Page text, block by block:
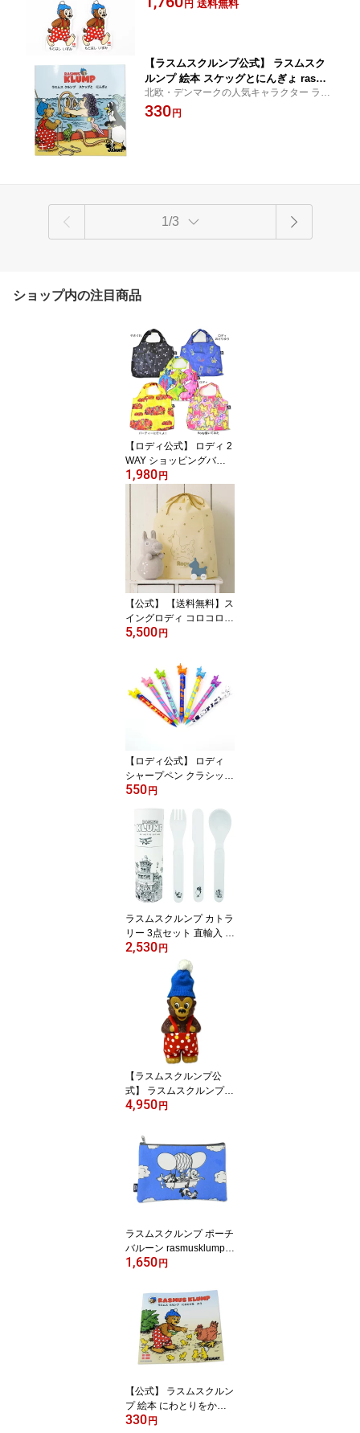
円 送料無料
【ラスムスクルンプ公式】 ラスムスク
ルンプ 絵本 スケッグとにんぎょ rasmu
sklump デンマーク クマ キャラクター
動物 かわいい おしゃれ 北欧 北欧雑貨
北欧・デンマークの人気キャラクター ラス
ムスクルンプの絵本。 手のひらサイズでお
出かけにも、子どもたちへの読み聞かせに
330円
1/3
ショップ内の注目商品
【ロディ公式】 ロディ 2
WAY ショッピングバッ
グ エコバッグ Rody イタ
リア 馬 キャラクター 動
物 かわいい おしゃれ 雑
貨 子供 女性 ギフト プレ
ゼント ホワイトロディプ
ロジェクト
1,980円
【公式】 【送料無料】ス
イングロディ コロコロロ
ディ おきあがりこぼし
ッピング付き ファースト
トイ 出産祝い 0歳 1歳 男
の子 女の子 おしゃれ 誕
生日 ギフト プレゼント
お祝い クリスマス イタ
5,500円
【ロディ公式】 ロディ
シャープペン クラシック
Rody イタリア 馬 キャラ
しゃれ 雑貨 子供 女性 ギ
フト プレゼント 文具
550円
ラスムスクルンプ カトラ
リー 3点セット 直輸入 イ
ンポート rasmusklump
デンマーク クマ キャラ
クター 動物 かわいい お
しゃれ 北欧 北欧雑貨 雑
貨 子供 海外 ギフト プレ
2,530円
【ラスムスクルンプ公
式】 ラスムスクルンプ
コインバンク 貯金箱 ras
マ キャラクター 動物 か
わいい おしゃれ 北欧 北
欧雑貨 雑貨 子供 海外 ギ
フト プレゼント レトロ
プラスチック フィギュア
4,950円
ラスムスクルンプ ポーチ
バルーン rasmusklump
デンマーク クマ キャラ
しゃれ 北欧 北欧雑貨 雑
貨 ギフト プレゼント
1,650円
【公式】 ラスムスクルン
プ 絵本 にわとりをかう r
asmusklump デンマーク
330円